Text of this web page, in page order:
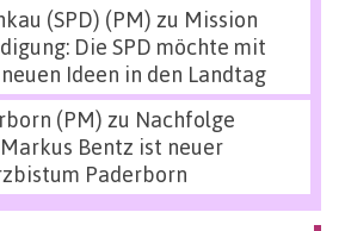
(SPD) (PM) zu Mission
Die SPD möchte mit
Ideen in den Landtag
(PM) zu Nachfolge
Bentz ist neuer
Paderborn